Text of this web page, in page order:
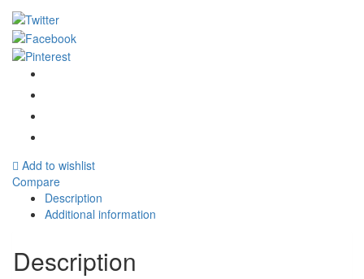
Sirop
Tamarin
750ml
quantity
Add to wishlist
Compare
Description
Additional information
Description